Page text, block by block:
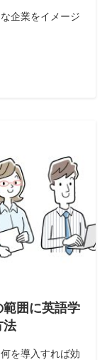
企業をイメージ
囲に英語学
法
を導入すれば効